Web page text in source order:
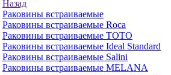
Назад
Раковины встраиваемые
Раковины встраиваемые Roca
Раковины встраиваемые TOTO
Раковины встраиваемые Ideal Standard
Раковины встраиваемые Salini
Раковины встраиваемые MELANA